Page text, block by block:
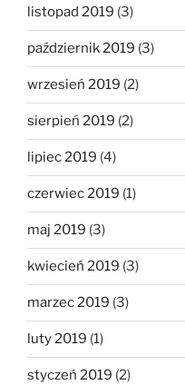
listopad 2019 (3)
październik 2019 (3)
wrzesień 2019 (2)
sierpień 2019 (2)
lipiec 2019 (4)
czerwiec 2019 (1)
maj 2019 (3)
kwiecień 2019 (3)
marzec 2019 (3)
luty 2019 (1)
styczeń 2019 (2)